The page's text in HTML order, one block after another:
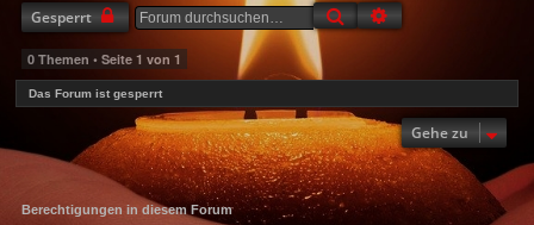
Gesperrt Suche
0 Themen • Seite 1 von 1
Das Forum ist gesperrt
Gehe zu
Berechtigungen in diesem Forum